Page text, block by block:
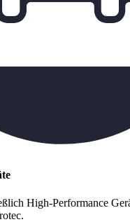
High-Performance